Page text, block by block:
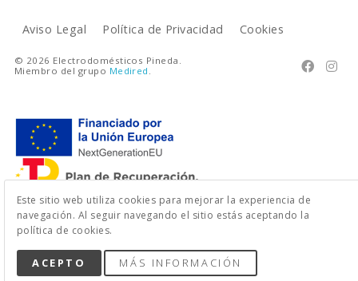
Aviso Legal Política de Privacidad Cookies
 
© 2026 Electrodomésticos Pineda.
Miembro del grupo Medired .
Este sitio web utiliza cookies para mejorar la experiencia de
navegación. Al seguir navegando el sitio estás aceptando la
política de cookies.
ACEPTO MÁS INFORMACIÓN